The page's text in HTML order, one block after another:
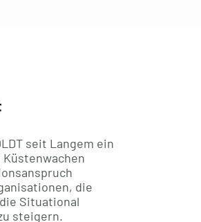
seit Langem ein
die
Situational
steigern.